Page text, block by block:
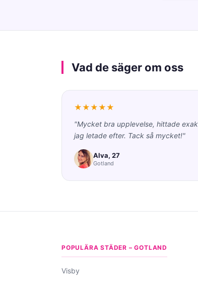
Vad de säger om oss
★★★★★
"Mycket bra upplevelse, hittade
jag letade efter. Tack så mycket!"
Alva, 27
Gotland
POPULÄRA STÄDER – GOTLAND
Visby